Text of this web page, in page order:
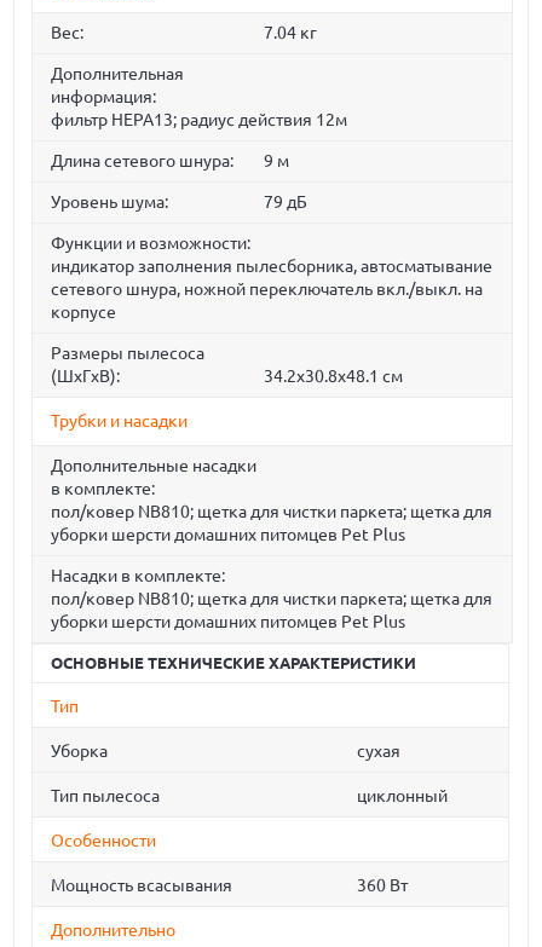
Вес: 7.04 кг
Дополнительная
информация:
фильтр НЕРА13; радиус действия 12м
Длина сетевого шнура: 9 м
Уровень шума: 79 дБ
Функции и возможности:
индикатор заполнения пылесборника, автосматывание
сетевого шнура, ножной переключатель вкл./выкл. на
корпусе
Размеры пылесоса
(ШxГxВ):
34.2x30.8x48.1 cм
Трубки и насадки
Дополнительные насадки
в комплекте:
пол/ковер NB810; щетка для чистки паркета; щетка для
уборки шерсти домашних питомцев Pet Plus
Насадки в комплекте:
пол/ковер NB810; щетка для чистки паркета; щетка для
уборки шерсти домашних питомцев Pet Plus
ОСНОВНЫЕ ТЕХНИЧЕСКИЕ ХАРАКТЕРИСТИКИ
Тип
Уборка сухая
Тип пылесоса циклонный
Особенности
Мощность всасывания 360 Вт
Дополнительно